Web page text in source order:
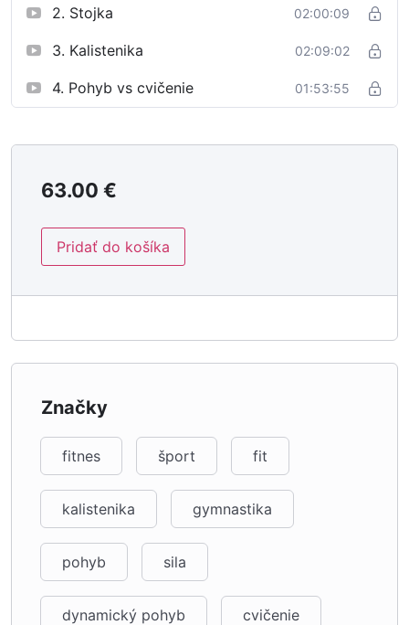
2. Stojka – handbalancing – ukážka z kurzu
3. Kalistenika – ukážka z kurzu
2. Stojka 02:00:09
3. Kalistenika 02:09:02
4. Pohyb vs cvičenie 01:53:55
63.00 €
Pridať do košíka
Značky
fitnes šport fit
kalistenika gymnastika
pohyb sila
dynamický pohyb cvičenie